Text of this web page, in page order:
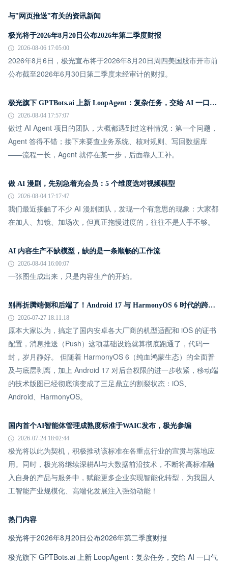
与"网页推送"有关的资讯新闻
极光将于2026年8月20日公布2026年第二季度财报
2026-08-06 17:05:00
2026年8月6日，极光宣布将于2026年8月20日周四美国股市开市前
公布截至2026年6月30日第二季度未经审计的财报。
极光旗下 GPTBots.ai 上新 LoopAgent：复杂任务，交给 AI 一口气跑完
2026-08-04 17:57:07
做过 AI Agent 项目的团队，大概都遇到过这种情况：第一个问题，
Agent 答得不错；接下来要查业务系统、核对规则、写回数据库
——流程一长，Agent 就停在某一步，后面靠人工补。
做 AI 漫剧，先别急着充会员：5 个维度选对视频模型
2026-08-04 17:17:47
我们最近接触了不少 AI 漫剧团队，发现一个有意思的现象：大家都
在加人、加镜、加场次，但真正拖慢进度的，往往不是人手不够。
AI 内容生产不缺模型，缺的是一条顺畅的工作流
2026-08-04 16:00:07
一张图生成出来，只是内容生产的开始。
别再折腾端侧和后端了！Android 17 与 HarmonyOS 6 时代的跨平台推送指南
2026-07-27 18:11:18
原本大家以为，搞定了国内安卓各大厂商的机型适配和 iOS 的证书
配置，消息推送（Push）这项基础设施就算彻底跑通了，代码一
封，岁月静好。 但随着 HarmonyOS 6（纯血鸿蒙生态）的全面普
及与底层剥离，加上 Android 17 对后台权限的进一步收紧，移动端
的技术版图已经彻底演变成了三足鼎立的割裂状态：iOS、
Android、HarmonyOS。
国内首个AI智能体管理成熟度标准于WAIC发布，极光参编
2026-07-24 18:02:44
极光将以此为契机，积极推动该标准在各重点行业的宣贯与落地应
用。同时，极光将继续深耕AI与大数据前沿技术，不断将高标准融
入自身的产品与服务中，赋能更多企业实现智能化转型，为我国人
工智能产业规模化、高端化发展注入强劲动能！
热门内容
极光将于2026年8月20日公布2026年第二季度财报
极光旗下 GPTBots.ai 上新 LoopAgent：复杂任务，交给 AI 一口气